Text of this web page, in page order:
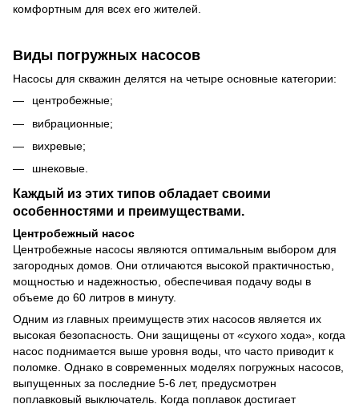
комфортным для всех его жителей.
Виды погружных насосов
Насосы для скважин делятся на четыре основные категории:
центробежные;
вибрационные;
вихревые;
шнековые.
Каждый из этих типов обладает своими
особенностями и преимуществами.
Центробежный насос
Центробежные насосы являются оптимальным выбором для
загородных домов. Они отличаются высокой практичностью,
мощностью и надежностью, обеспечивая подачу воды в
объеме до 60 литров в минуту.
Одним из главных преимуществ этих насосов является их
высокая безопасность. Они защищены от «сухого хода», когда
насос поднимается выше уровня воды, что часто приводит к
поломке. Однако в современных моделях погружных насосов,
выпущенных за последние 5-6 лет, предусмотрен
поплавковый выключатель. Когда поплавок достигает